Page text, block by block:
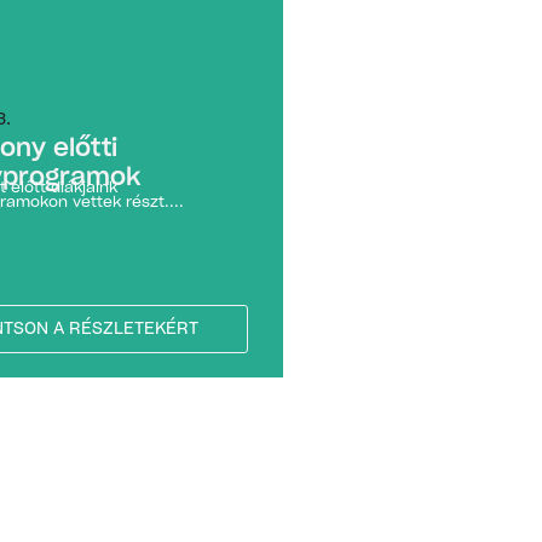
előtti
előtt diákjaink
vettek részt....
A RÉSZLETEKÉRT